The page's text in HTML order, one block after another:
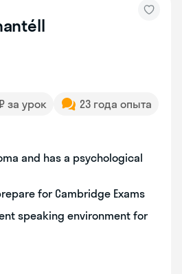
за урок
23 года опыта
and has a psychological
for Cambridge Exams
speaking environment for